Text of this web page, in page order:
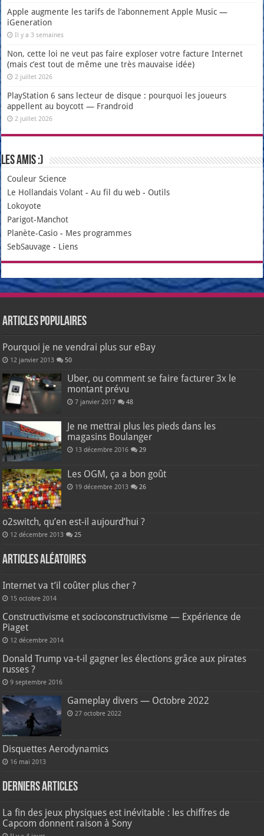
Apple augmente les tarifs de l’abonnement Apple Music —
iGeneration
Il y a 3 semaines
Non, cette loi ne veut pas faire exploser votre facture Internet
(mais c’est tout de même une très mauvaise idée)
2 juillet 2026
PlayStation 6 sans lecteur de disque : pourquoi les joueurs
appellent au boycott — Frandroid
2 juillet 2026
Les amis :)
Couleur Science
Le Hollandais Volant -Au fil du web - Outils
Lokoyote
Parigot-Manchot
Planète-Casio - Mes programmes
SebSauvage - Liens
Articles populaires
Pourquoi je ne vendrai plus sur eBay
12 janvier 2013 50
Uber, ou comment se faire facturer 3x le
montant prévu
7 janvier 2017 48
Je ne mettrai plus les pieds dans les
magasins Boulanger
13 décembre 2016 29
Les OGM, ça a bon goût
19 décembre 2013 26
o2switch, qu’en est-il aujourd’hui ?
12 décembre 2013 25
Articles aléatoires
Internet va t’il coûter plus cher ?
15 octobre 2014
Constructivisme et socioconstructivisme — Expérience de
Piaget
12 décembre 2014
Donald Trump va-t-il gagner les élections grâce aux pirates
russes ?
9 septembre 2016
Gameplay divers — Octobre 2022
27 octobre 2022
Disquettes Aerodynamics
16 mai 2013
Derniers articles
La fin des jeux physiques est inévitable : les chiffres de
Capcom donnent raison à Sony